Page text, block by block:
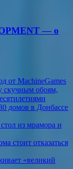
— о
от MachineGames
скучным обоям,
домов в Донбассе
из мрамора и
стоит отказаться
«великий